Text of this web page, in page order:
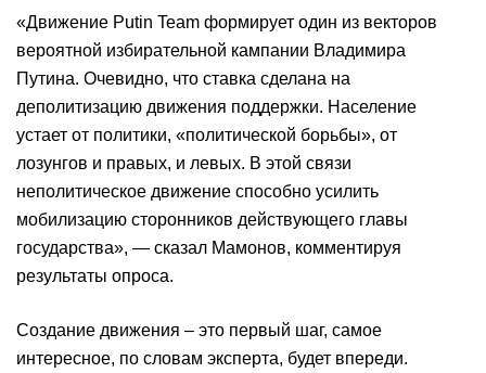
«Движение Putin Team формирует один из векторов
вероятной избирательной кампании Владимира
Путина. Очевидно, что ставка сделана на
деполитизацию движения поддержки. Население
устает от политики, «политической борьбы», от
лозунгов и правых, и левых. В этой связи
неполитическое движение способно усилить
мобилизацию сторонников действующего главы
государства», — сказал Мамонов, комментируя
результаты опроса.
Создание движения – это первый шаг, самое
интересное, по словам эксперта, будет впереди.